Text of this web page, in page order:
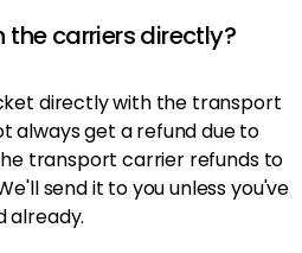
the carriers directly?
directly with the transport
always get a refund due to
transport carrier refunds to
send it to you unless you've
already.